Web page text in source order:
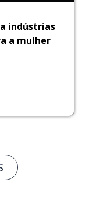
indústrias
a mulher